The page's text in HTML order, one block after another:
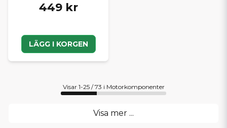
449 kr
LÄGG I KORGEN
Visar 1-25 / 73 i Motorkomponenter
Visa mer ...